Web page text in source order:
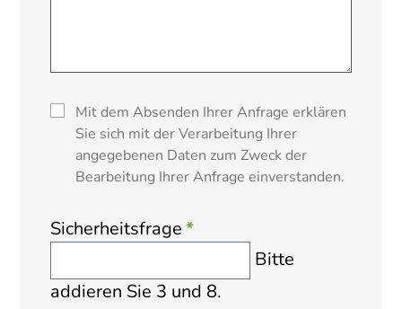
Mit dem Absenden Ihrer Anfrage erklären
Sie sich mit der Verarbeitung Ihrer
angegebenen Daten zum Zweck der
Bearbeitung Ihrer Anfrage einverstanden.
Sicherheitsfrage*
Bitte
addieren Sie 3 und 8.